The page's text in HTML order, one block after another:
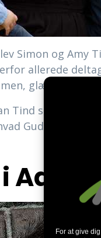
For at give
Simon og
allerede
glæder os til
Tind stoppet
Gud har af